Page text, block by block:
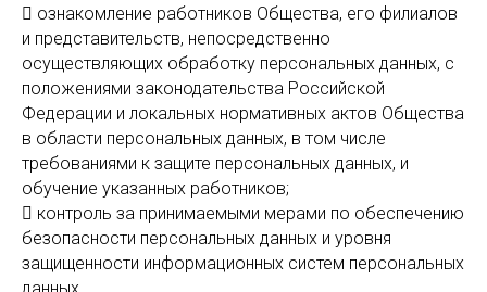
 ознакомление работников Общества, его филиалов
и представительств, непосредственно
осуществляющих обработку персональных данных, с
положениями законодательства Российской
Федерации и локальных нормативных актов Общества
в области персональных данных, в том числе
требованиями к защите персональных данных, и
обучение указанных работников;
 контроль за принимаемыми мерами по обеспечению
безопасности персональных данных и уровня
защищенности информационных систем персональных